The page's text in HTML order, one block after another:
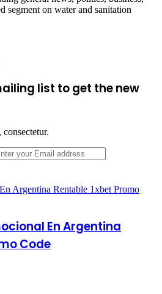
segment on water and sanitation
list to get the new
Argentina Rentable 1xbet Promo
En Argentina
Code